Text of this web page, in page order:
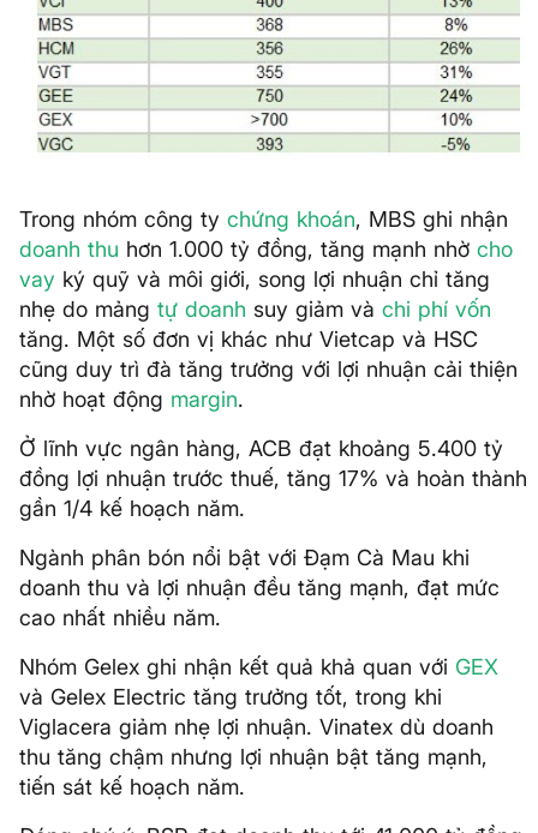
Trong nhóm công ty chứng khoán, MBS ghi nhận
doanh thu hơn 1.000 tỷ đồng, tăng mạnh nhờ cho
vay ký quỹ và môi giới, song lợi nhuận chỉ tăng
nhẹ do mảng tự doanh suy giảm và chi phí vốn
tăng. Một số đơn vị khác như Vietcap và HSC
cũng duy trì đà tăng trưởng với lợi nhuận cải thiện
nhờ hoạt động margin.
Ở lĩnh vực ngân hàng, ACB đạt khoảng 5.400 tỷ
đồng lợi nhuận trước thuế, tăng 17% và hoàn thành
gần 1/4 kế hoạch năm.
Ngành phân bón nổi bật với Đạm Cà Mau khi
doanh thu và lợi nhuận đều tăng mạnh, đạt mức
cao nhất nhiều năm.
Nhóm Gelex ghi nhận kết quả khả quan với GEX
và Gelex Electric tăng trưởng tốt, trong khi
Viglacera giảm nhẹ lợi nhuận. Vinatex dù doanh
thu tăng chậm nhưng lợi nhuận bật tăng mạnh,
tiến sát kế hoạch năm.